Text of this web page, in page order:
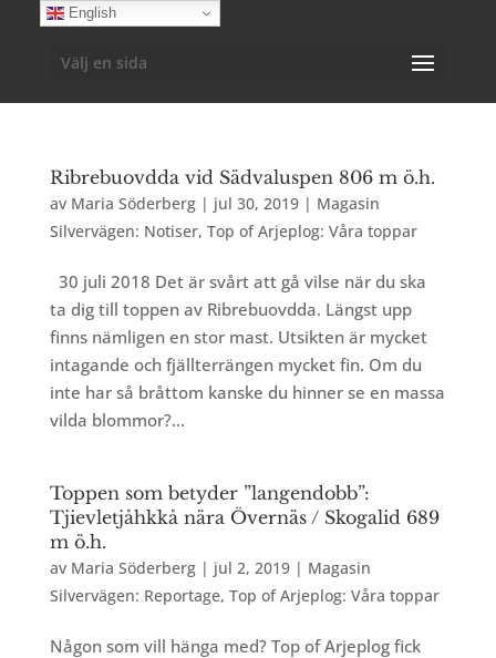
Välj en sida
Ribrebuovdda vid Sädvaluspen 806 m ö.h.
av Maria Söderberg| jul 30, 2019| Magasin
Silvervägen: Notiser, Top of Arjeplog: Våra toppar
30 juli 2018 Det är svårt att gå vilse när du ska
ta dig till toppen av Ribrebuovdda. Längst upp
finns nämligen en stor mast. Utsikten är mycket
intagande och fjällterrängen mycket fin. Om du
inte har så bråttom kanske du hinner se en massa
vilda blommor?...
Toppen som betyder ”langendobb”:
Tjievletjåhkkå nära Övernäs / Skogalid 689
m ö.h.
av Maria Söderberg| jul 2, 2019| Magasin
Silvervägen: Reportage, Top of Arjeplog: Våra toppar
Någon som vill hänga med? Top of Arjeplog fick
English